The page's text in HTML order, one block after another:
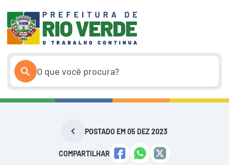
conteúdo
POSTADO EM 05 DEZ 2023
COMPARTILHAR